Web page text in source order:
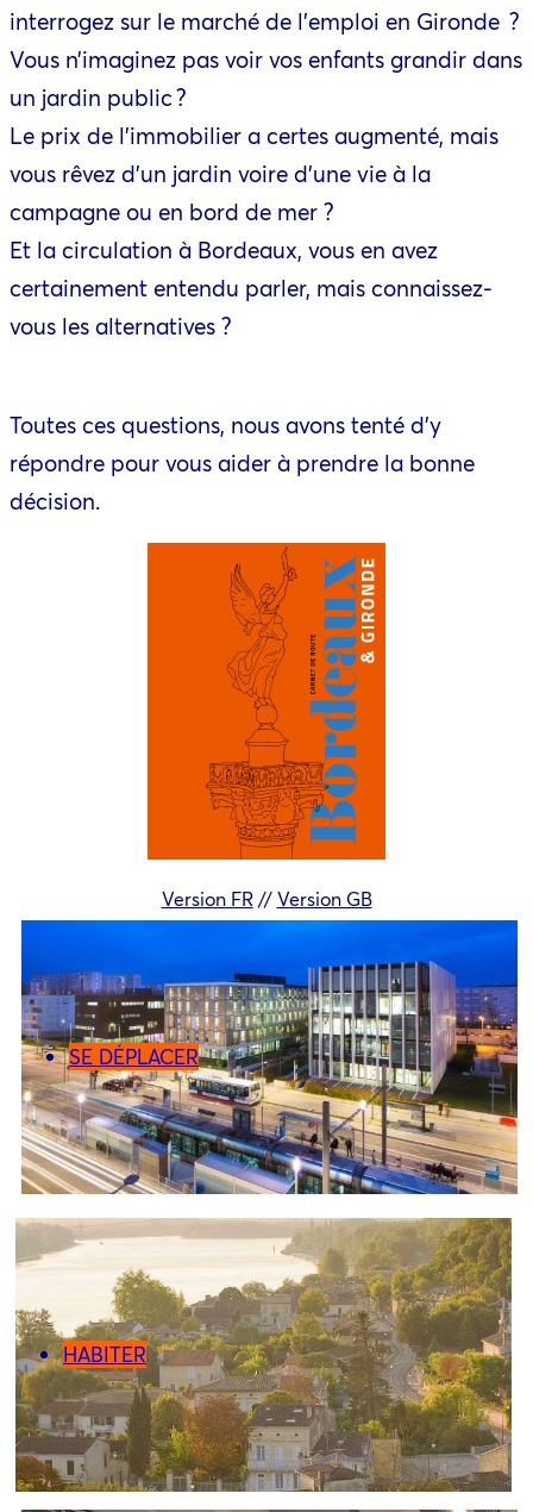
interrogez sur le marché de l'emploi en Gironde ?
Vous n’imaginez pas voir vos enfants grandir dans
un jardin public ?
Le prix de l'immobilier a certes augmenté, mais
vous rêvez d’un jardin voire d’une vie à la
campagne ou en bord de mer ?
Et la circulation à Bordeaux, vous en avez
certainement entendu parler, mais connaissez-
vous les alternatives ?
Toutes ces questions, nous avons tenté d’y
répondre pour vous aider à prendre la bonne
décision.
Version FR//Version GB
SE DÉPLACER
HABITER